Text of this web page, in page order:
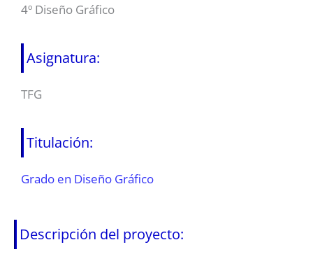
4º Diseño Gráfico
Asignatura:
TFG
Titulación:
Grado en Diseño Gráfico
Descripción del proyecto: